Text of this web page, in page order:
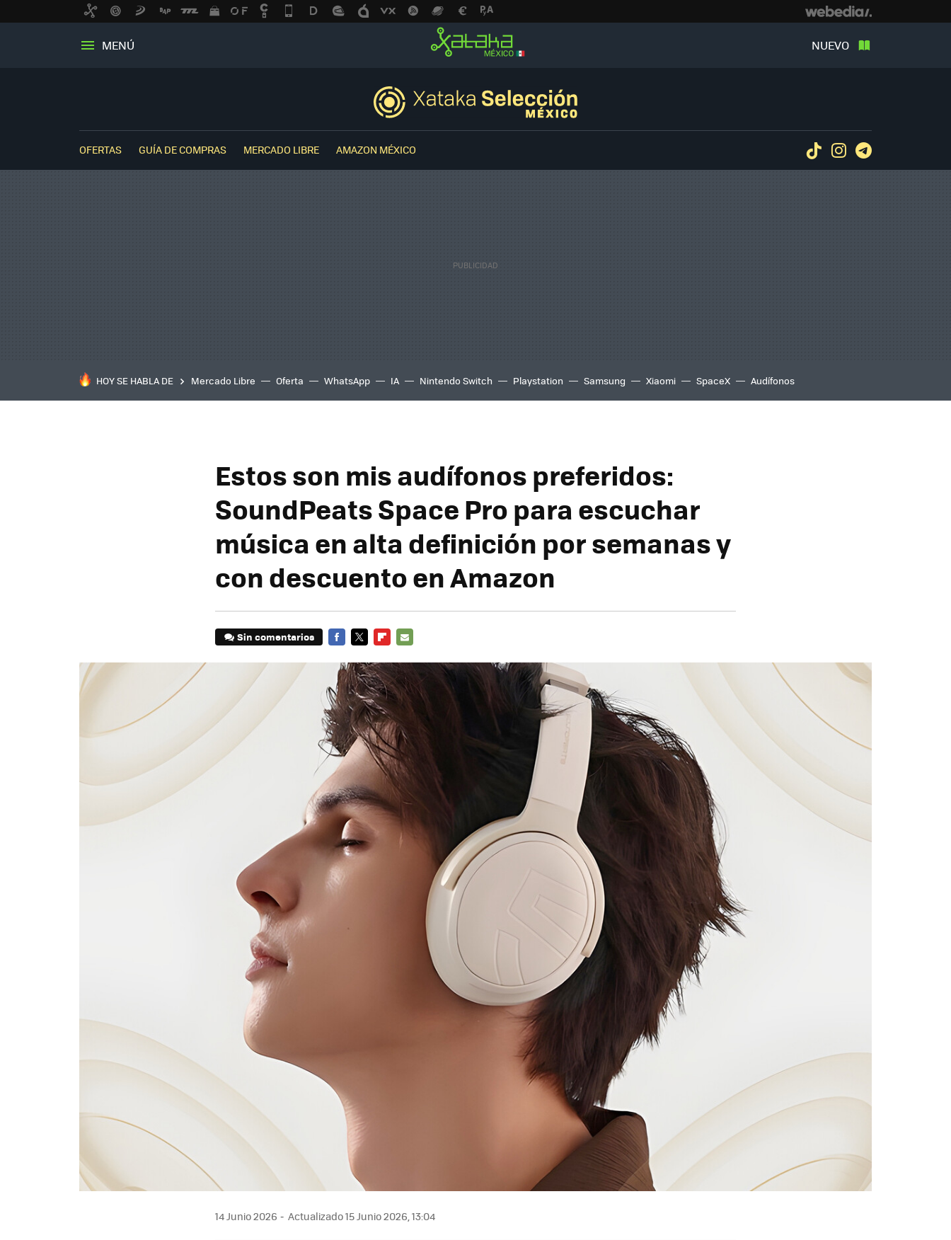
MENÚ NUEVO
OFERTAS GUÍA DE COMPRAS MERCADO LIBRE AMAZON MÉXICO TiktokInstagram
HOY SE HABLA DE Mercado Libre Oferta WhatsApp IA Nintendo Switch Playstation Samsung Xiaomi SpaceX Audífonos
Estos son mis audífonos preferidos:
SoundPeats Space Pro para escuchar
música en alta definición por semanas y
con descuento en Amazon
Sin comentarios
MAIL
14 Junio 2026 Actualizado 15 Junio 2026, 13:04